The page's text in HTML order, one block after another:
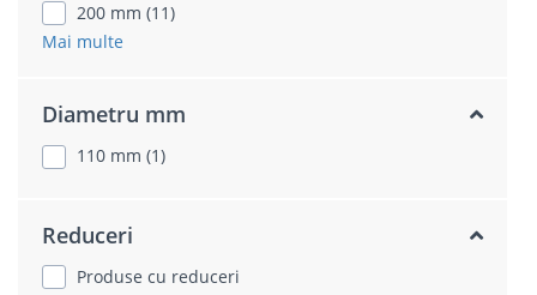
200 mm (11)
Mai multe
Diametru mm
110 mm (1)
Reduceri
Produse cu reduceri